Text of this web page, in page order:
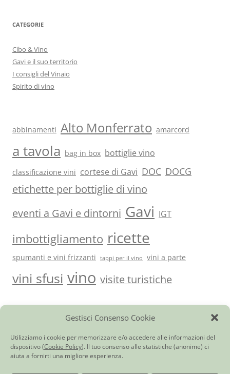
Gestisci Consenso Cookie
Utilizziamo i cookie per memorizzare e/o accedere alle informazioni del
dispositivo (Cookie Policy). Il tuo consenso alle statistiche (anonime) ci
aiuta a fornirti una migliore esperienza.
CATEGORIE
Cibo & Vino
Gavi e il suo territorio
I consigli del Vinaio
Spirito di vino
abbinamenti Alto Monferrato amarcord
a tavola bag in box bottiglie vino
classificazione vini cortese di Gavi DOC DOCG
etichette per bottiglie di vino
eventi a Gavi e dintorni Gavi IGT
imbottigliamento ricette
spumanti e vini frizzanti tappi per il vino vini a parte
vini sfusi vino visite turistiche
Vini del Monferrato e…|Ci trovi anche qui Giornale di
Cortese di Gavi DOCG Barbera d’Asti DOCG
Monferrato Dolcetto
DOC| Piemonte Moscato DOC| Bonarda dell’Oltrepò Pavese DOC|
Chardonnay Frizzante Provincia di Pavia IGT|Pinot Chardonnay
Spumante Brut| Rosato Frizzante Provincia di Pavia IGT